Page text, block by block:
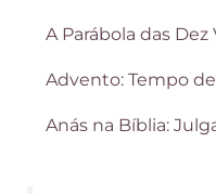
A Parábola das
Advento: Tempo
Anás na Bíblia: